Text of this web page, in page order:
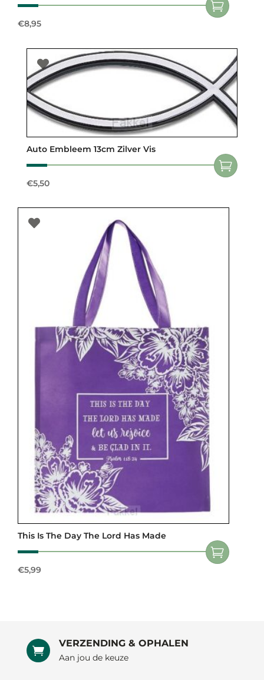
€8,95
Auto Embleem 13cm Zilver Vis
€5,50
This Is The Day The Lord Has Made
€5,99

VERZENDING & OPHALEN
Aan jou de keuze